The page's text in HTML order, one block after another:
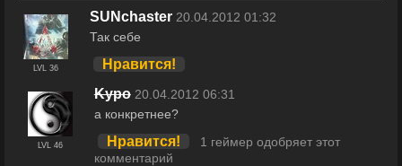
LVL 36
SUNchaster 20.04.2012 01:32
Так себе
Нравится!
LVL 46
Kypo 20.04.2012 06:31
а конкретнее?
Нравится!
1 геймер одобряет этот
комментарий